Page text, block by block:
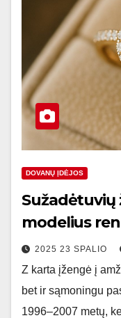
DOVANŲ ĮDĖJOS
Sužadėtuvių
modelius
2025 23 SPALIO
Z karta įžengė į
bet ir sąmoningu
1996–2007 metų,